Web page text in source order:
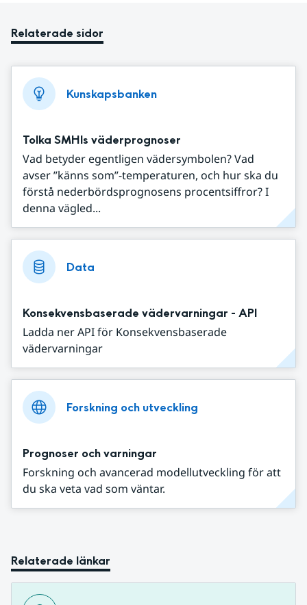
Relaterade sidor
Kunskapsbanken
Tolka SMHIs väderprognoser
Vad betyder egentligen vädersymbolen? Vad
avser ”känns som”-temperaturen, och hur ska du
förstå nederbördsprognosens procentsiffror? I
denna vägled...
Data
Konsekvensbaserade vädervarningar - API
Ladda ner API för Konsekvensbaserade
vädervarningar
Forskning och utveckling
Prognoser och varningar
Forskning och avancerad modellutveckling för att
du ska veta vad som väntar.
Relaterade länkar